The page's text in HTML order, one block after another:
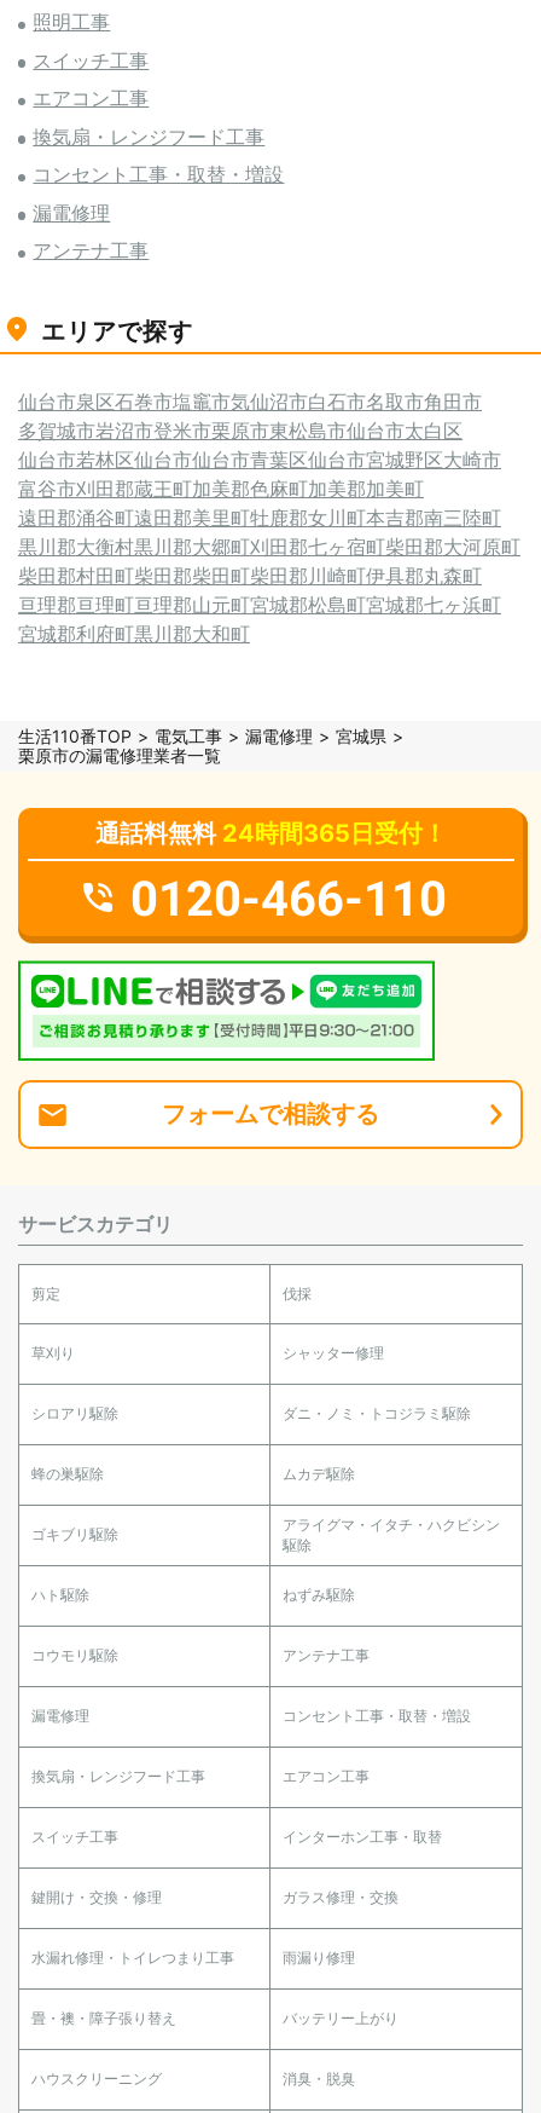
照明工事
スイッチ工事
エアコン工事
換気扇・レンジフード工事
コンセント工事・取替・増設
漏電修理
アンテナ工事
エリアで探す
仙台市泉区石巻市塩竈市気仙沼市白石市名取市角田市
多賀城市岩沼市登米市栗原市東松島市仙台市太白区
仙台市若林区仙台市仙台市青葉区仙台市宮城野区大崎市
富谷市刈田郡蔵王町加美郡色麻町加美郡加美町
遠田郡涌谷町遠田郡美里町牡鹿郡女川町本吉郡南三陸町
黒川郡大衡村黒川郡大郷町刈田郡七ヶ宿町柴田郡大河原町
柴田郡村田町柴田郡柴田町柴田郡川崎町伊具郡丸森町
亘理郡亘理町亘理郡山元町宮城郡松島町宮城郡七ヶ浜町
宮城郡利府町黒川郡大和町
生活110番TOP 電気工事 漏電修理
宮城県
栗原市の漏電修理業者一覧
通話料無料 24時間365日受付！
0120-466-110
フォームで相談する
サービスカテゴリ
剪定 伐採
草刈り シャッター修理
シロアリ駆除 ダニ・ノミ・トコジラミ駆除
蜂の巣駆除 ムカデ駆除
ゴキブリ駆除
アライグマ・イタチ・ハクビシン
駆除
ハト駆除 ねずみ駆除
コウモリ駆除 アンテナ工事
漏電修理 コンセント工事・取替・増設
換気扇・レンジフード工事 エアコン工事
スイッチ工事 インターホン工事・取替
鍵開け・交換・修理 ガラス修理・交換
水漏れ修理・トイレつまり工事 雨漏り修理
畳・襖・障子張り替え バッテリー上がり
ハウスクリーニング 消臭・脱臭